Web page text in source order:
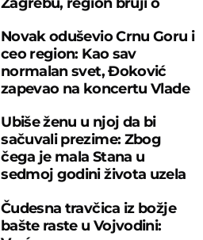
Novak oduševio Crnu Goru i
ceo region: Kao sav
normalan svet, Đoković
zapevao na koncertu Vlade
Ubiše ženu u njoj da bi
sačuvali prezime: Zbog
čega je mala Stana u
sedmoj godini života uzela
Čudesna travčica iz božje
bašte raste u Vojvodini: